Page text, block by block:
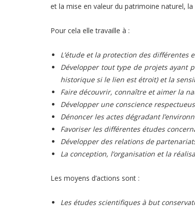
et la mise en valeur du patrimoine naturel,
Pour cela elle travaille à :
L’étude et la protection des différentes
Développer tout type de projets ayant
historique si le lien est étroit) et la
Faire découvrir, connaître et aimer la
Développer une conscience
Dénoncer les actes dégradant
Favoriser les différentes études
Développer des relations de
La conception, l’organisation et la
Les moyens d’actions sont :
Les études scientifiques à but